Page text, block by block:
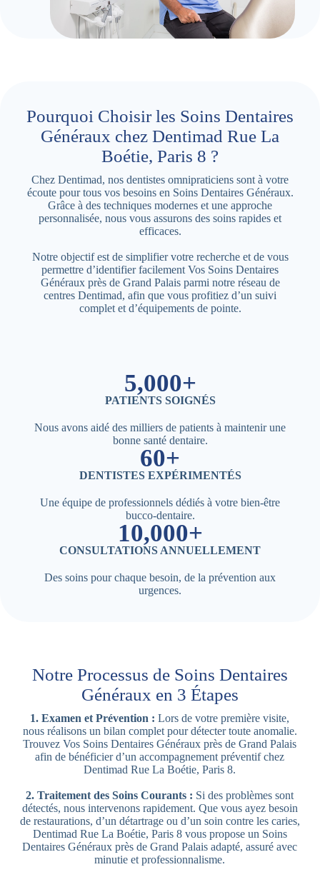
Pourquoi Choisir les Soins Dentaires
Généraux chez Dentimad Rue La
Boétie, Paris 8 ?
Chez Dentimad, nos dentistes omnipraticiens sont à votre
écoute pour tous vos besoins en Soins Dentaires Généraux.
Grâce à des techniques modernes et une approche
personnalisée, nous vous assurons des soins rapides et
efficaces.
Notre objectif est de simplifier votre recherche et de vous
permettre d’identifier facilement Vos Soins Dentaires
Généraux près de Grand Palais parmi notre réseau de
centres Dentimad, afin que vous profitiez d’un suivi
complet et d’équipements de pointe.
5,000+
PATIENTS SOIGNÉS
Nous avons aidé des milliers de patients à maintenir une
bonne santé dentaire.
60+
DENTISTES EXPÉRIMENTÉS
Une équipe de professionnels dédiés à votre bien-être
bucco-dentaire.
10,000+
CONSULTATIONS ANNUELLEMENT
Des soins pour chaque besoin, de la prévention aux
urgences.
Notre Processus de Soins Dentaires
Généraux en 3 Étapes
1. Examen et Prévention : Lors de votre première visite,
nous réalisons un bilan complet pour détecter toute anomalie.
Trouvez Vos Soins Dentaires Généraux près de Grand Palais
afin de bénéficier d’un accompagnement préventif chez
Dentimad Rue La Boétie, Paris 8.
2. Traitement des Soins Courants : Si des problèmes sont
détectés, nous intervenons rapidement. Que vous ayez besoin
de restaurations, d’un détartrage ou d’un soin contre les caries,
Dentimad Rue La Boétie, Paris 8 vous propose un Soins
Dentaires Généraux près de Grand Palais adapté, assuré avec
minutie et professionnalisme.